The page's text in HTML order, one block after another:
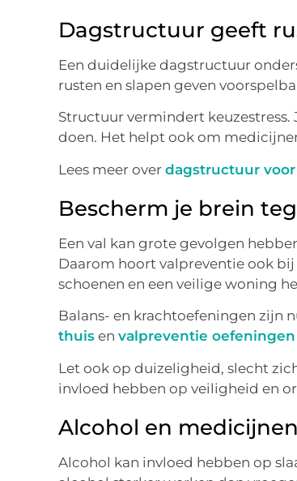
Dagstructuur geeft
Een duidelijke dagstructuur
rusten en slapen geven
Structuur vermindert
doen. Het helpt ook om
Lees meer over dagstructuur
Bescherm je brein
Een val kan grote gevolgen
Daarom hoort valpreventie ook
schoenen en een veilige woning
Balans- en krachtoefeningen zijn
thuis en valpreventie
Let ook op duizeligheid, slecht
invloed hebben op veiligheid en
Alcohol en medicijnen
Alcohol kan invloed hebben op